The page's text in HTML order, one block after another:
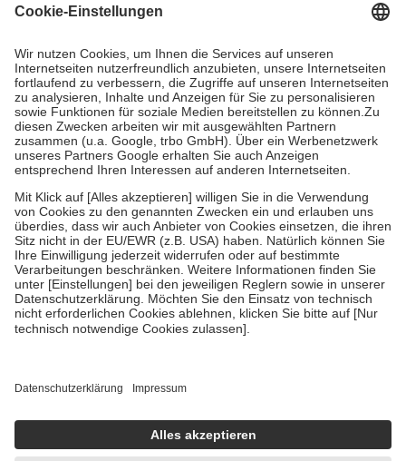
Grundsätzlich leisten Mitglieder Zuzahlungen in Höhe von zehn
höchstens zehn Euro.
Es sind jedoch nie mehr als die tatsächlichen
Kosten der Leistung zu entrichten.
Diese Regeln gelten grundsätzlich auch für Online-Apotheken.
Bei Heilmitteln und häuslicher Krankenpflege beträgt die
Zuzahlung zehn Prozent der Kosten sowie zehn Euro je
Verordnung.
Um das Engagement der Versicherten für ihre eigene Gesundheit zu
stärken und die besondere Stellung der Familie zu unterstützen,
fallenkeine Zuzahlungenan bei:
• Kindern und Jugendlichen bis zum vollendeten 18. Lebensjahr
mit Ausnahme der Fahrkosten
• Untersuchungen zur Vorsorge und Früherkennung, die von der
GKV getragen werden
• empfohlenen Schutzimpfungen
• Harn- und Blutteststreifen
getroffen, um sicherzustellen, dass es sich um echte Bewertungen
https://help.etrusted.com/hc/de/articles/4419944605341
Einige Bilder und Inhalte wurden unter Zuhilfenahme künstlicher